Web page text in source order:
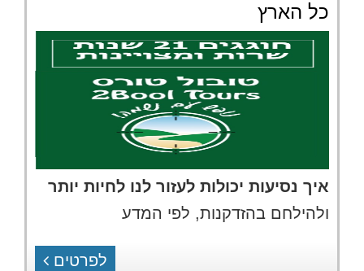
כל הארץ
איך נסיעות יכולות לעזור לנו לחיות יותר
ולהילחם בהזדקנות, לפי המדע
לפרטים